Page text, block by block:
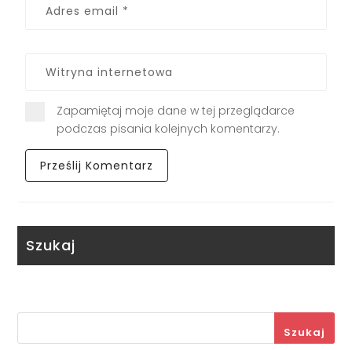
Zapamiętaj moje dane w tej przeglądarce
podczas pisania kolejnych komentarzy.
Szukaj
Szukaj